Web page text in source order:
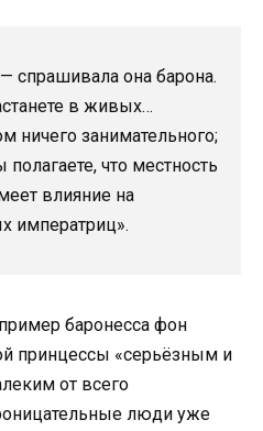
спрашивала она барона.
в живых…
ничего занимательного;
что местность
влияние на
императриц».
баронесса фон
принцессы «серьёзным и
от всего
люди уже